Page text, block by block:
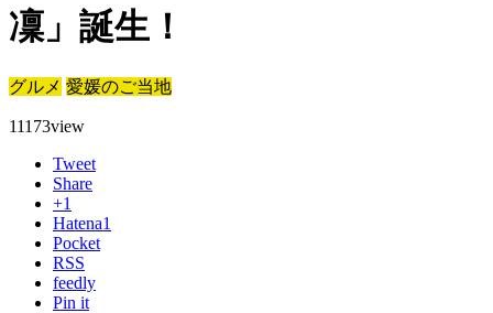
凜」誕生！
グルメ 愛媛のご当地
11173view
Tweet
Share
+1
Hatena1
Pocket
RSS
feedly
Pin it